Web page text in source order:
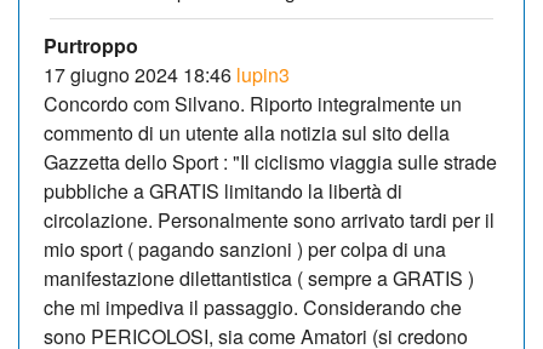
Purtroppo
17 giugno 2024 18:46 lupin3
Concordo com Silvano. Riporto integralmente un
commento di un utente alla notizia sul sito della
Gazzetta dello Sport : "Il ciclismo viaggia sulle strade
pubbliche a GRATIS limitando la libertà di
circolazione. Personalmente sono arrivato tardi per il
mio sport ( pagando sanzioni ) per colpa di una
manifestazione dilettantistica ( sempre a GRATIS )
che mi impediva il passaggio. Considerando che
sono PERICOLOSI, sia come Amatori (si credono